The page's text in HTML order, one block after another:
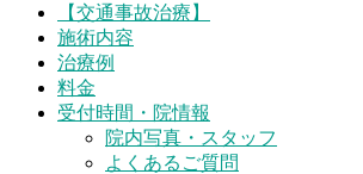
【交通事故治療】
施術内容
治療例
料金
受付時間・院情報
院内写真・スタッフ
よくあるご質問